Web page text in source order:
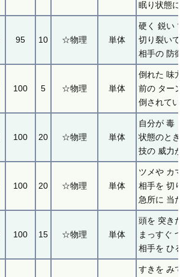
眠り状態
95 10 ☆物理 単体
硬く 鋭い
切り裂い
相手の 防
100 5 ☆物理 単体
倒れた 味
前の ター
倒されて
100 20 ☆物理 単体
自分が 毒
状態のと
技の 威力
100 20 ☆物理 単体
ツメや カ
相手を 切
急所に 当
100 15 ☆物理 単体
頭を 突き
まっすぐ
相手を ひ
すきを み